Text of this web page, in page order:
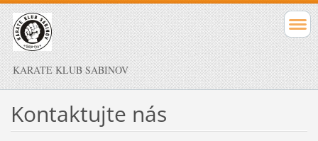
KARATE KLUB SABINOV
Kontaktujte nás